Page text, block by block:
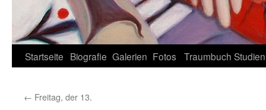
Zum
springen
Startseite Biografie Galerien Fotos Traumbuch Studien
← Freitag, der 13.